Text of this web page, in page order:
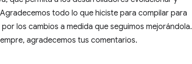
todo lo que hiciste para compilar para
los cambios a medida que seguimos mejorándola.
agradecemos tus comentarios.